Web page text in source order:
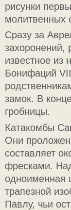
рисунки
молитвенных
Сразу за
захоронений,
известное из
Бонифаций
замок. В
гробницы.
Катакомбы
Они
составляет
фресками.
одноименная
трапезной
Павлу, чьи